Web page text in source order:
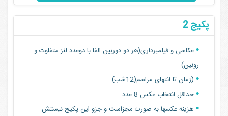
پکیج 2
عکاسی و فیلمبرداری(هر دو دوربین الفا با دوعدد لنز متفاوت و
رونین)
(زمان تا انتهای مراسم(12شب)
حداقل انتخاب عکس 8 عدد
هزینه عکسها به صورت مجزاست و جزو این پکیج نیستش